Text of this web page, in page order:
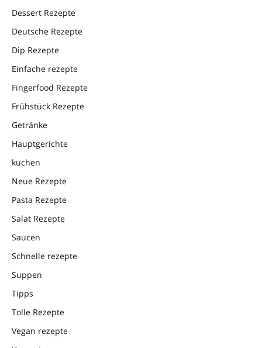
Dessert Rezepte
Deutsche Rezepte
Dip Rezepte
Einfache rezepte
Fingerfood Rezepte
Frühstück Rezepte
Getränke
Hauptgerichte
kuchen
Neue Rezepte
Pasta Rezepte
Salat Rezepte
Saucen
Schnelle rezepte
Suppen
Tipps
Tolle Rezepte
Vegan rezepte